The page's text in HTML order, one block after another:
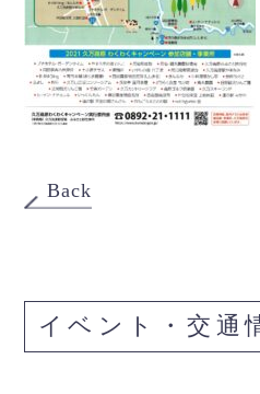
Back
イベント・交通